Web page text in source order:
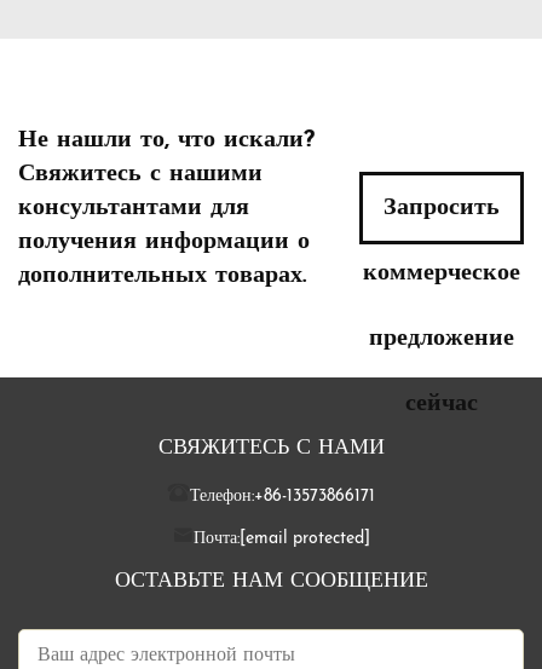
Не нашли то, что искали?
Свяжитесь с нашими
консультантами для
получения информации о
дополнительных товарах.
Запросить
коммерческое
предложение
сейчас
СВЯЖИТЕСЬ С НАМИ
Телефон:+86-13573866171
Почта: [email protected]
ОСТАВЬТЕ НАМ СООБЩЕНИЕ